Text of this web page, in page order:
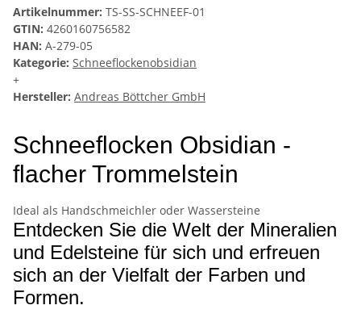
Artikelnummer: TS-SS-SCHNEEF-01
GTIN: 4260160756582
HAN: A-279-05
Kategorie: Schneeflockenobsidian
+
Hersteller: Andreas Böttcher GmbH
Schneeflocken Obsidian -
flacher Trommelstein
Ideal als Handschmeichler oder Wassersteine
Entdecken Sie die Welt der Mineralien
und Edelsteine für sich und erfreuen
sich an der Vielfalt der Farben und
Formen.